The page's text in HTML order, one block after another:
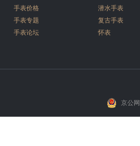
手表价格
手表专题
手表论坛
潜水手表
复古手表
怀表
京公